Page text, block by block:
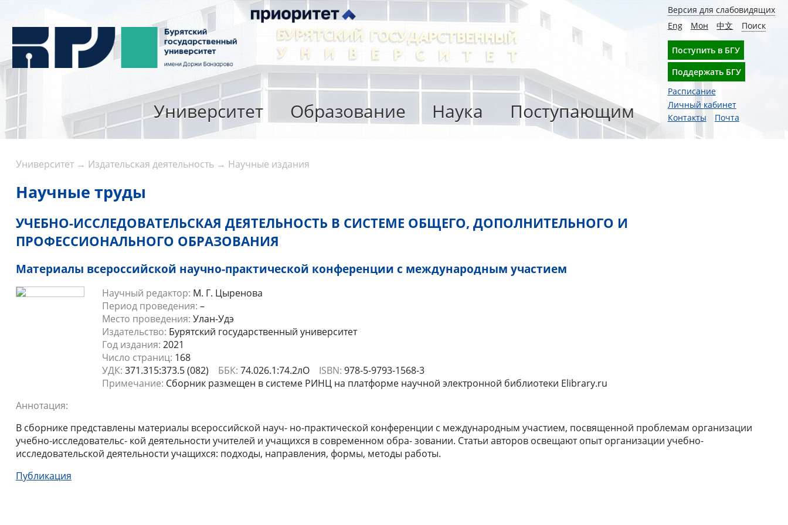
Версия для слабовидящих
Eng
Мон 中文 Поиск
Поступить в БГУ
Поддержать БГУ
Расписание
Личный кабинет
Контакты
Почта
Университет Образование Наука Поступающим
Университет→ Издательская деятельность→ Научные издания
Научные труды
УЧЕБНО-ИССЛЕДОВАТЕЛЬСКАЯ ДЕЯТЕЛЬНОСТЬ В СИСТЕМЕ ОБЩЕГО, ДОПОЛНИТЕЛЬНОГО И
ПРОФЕССИОНАЛЬНОГО ОБРАЗОВАНИЯ
Материалы всероссийской научно-практической конференции с международным участием
Научный редактор: М. Г. Цыренова
Период проведения: –
Место проведения: Улан-Удэ
Издательство: Бурятский государственный университет
Год издания: 2021
Число страниц: 168
УДК: 371.315:373.5 (082) ББК: 74.026.1:74.2лО ISBN: 978-5-9793-1568-3
Примечание: Сборник размещен в системе РИНЦ на платформе научной электронной библиотеки Elibrary.ru
Аннотация:
В сборнике представлены материалы всероссийской науч- но-практической конференции с международным участием, посвященной проблемам организации
учебно-исследовательс- кой деятельности учителей и учащихся в современном обра- зовании. Статьи авторов освещают опыт организации учебно-
исследовательской деятельности учащихся: подходы, направления, формы, методы работы.
Публикация